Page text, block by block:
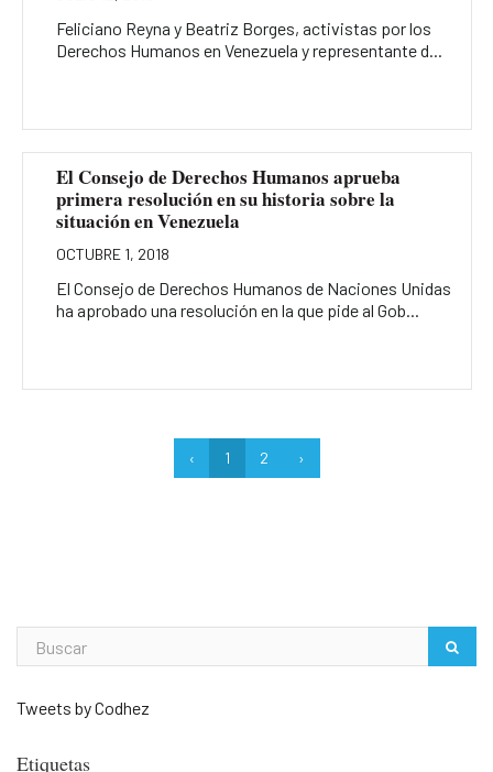
Feliciano Reyna y Beatriz Borges, activistas por los
Derechos Humanos en Venezuela y representante d...
El Consejo de Derechos Humanos aprueba
primera resolución en su historia sobre la
situación en Venezuela
OCTUBRE 1, 2018
El Consejo de Derechos Humanos de Naciones Unidas
ha aprobado una resolución en la que pide al Gob...
‹ 1 2 ›
Tweets by Codhez
Etiquetas